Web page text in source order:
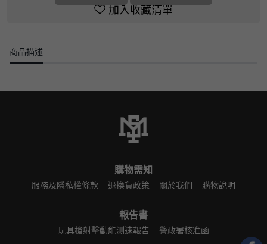
加入收藏清單
商品描述
購物需知
服務及隱私權條款 退換貨政策 關於我們 購物說明
報告書
玩具槍射擊動能測速報告 警政署核准函